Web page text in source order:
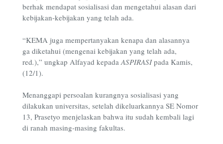
berhak mendapat sosialisasi dan mengetahui alasan dari
kebijakan-kebijakan yang telah ada.
“KEMA juga mempertanyakan kenapa dan alasannya
ga diketahui (mengenai kebijakan yang telah ada,
red.),” ungkap Alfayad kepada ASPIRASIpada Kamis,
(12/1).
Menanggapi persoalan kurangnya sosialisasi yang
dilakukan universitas, setelah dikeluarkannya SE Nomor
13, Prasetyo menjelaskan bahwa itu sudah kembali lagi
di ranah masing-masing fakultas.